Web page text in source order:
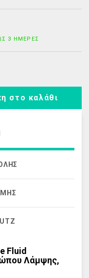
3 ΗΜΈΡΕΣ
στο καλάθι
Fluid
Λάμψης,